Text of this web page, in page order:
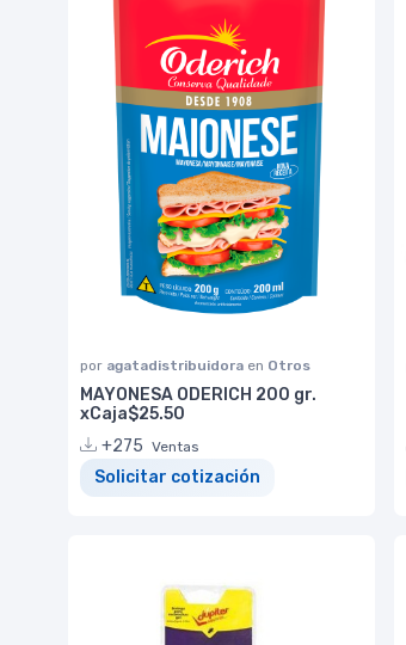
por agatadistribuidora en Otros
MAYONESA ODERICH 200 gr.
xCaja$25.50
+275 Ventas
Solicitar cotización